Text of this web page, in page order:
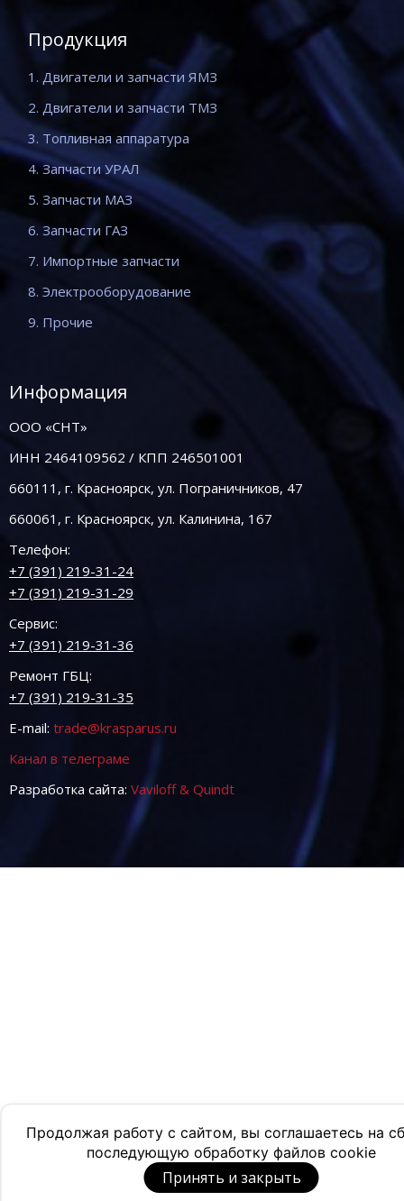
Продолжая работу с сайтом, вы соглашаетесь на
последующую обработку файлов cookie
Принять и закрыть
Продукция
1. Двигатели и запчасти ЯМЗ
2. Двигатели и запчасти ТМЗ
3. Топливная аппаратура
4. Запчасти УРАЛ
5. Запчасти МАЗ
6. Запчасти ГАЗ
7. Импортные запчасти
8. Электрооборудование
9. Прочие
Информация
ООО «СНТ»
ИНН 2464109562 / КПП 246501001
660111, г. Красноярск, ул. Пограничников, 47
660061, г. Красноярск, ул. Калинина, 167
Телефон:
+7 (391) 219-31-24
+7 (391) 219-31-29
Сервис:
+7 (391) 219-31-36
Ремонт ГБЦ:
+7 (391) 219-31-35
E-mail: trade@krasparus.ru
Канал в телеграме
Разработка сайта: Vaviloff & Quindt